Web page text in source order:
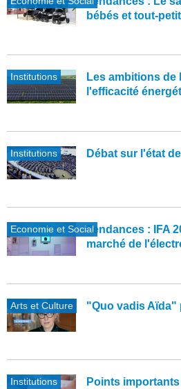
bébés et tout-
Institutions
Les ambitions de
l'efficacité
Institutions Débat sur l'état
Economie et SocialTendances : IFA
marché de
Arts et Culture "Quo vadis Aïda"
Institutions
Points